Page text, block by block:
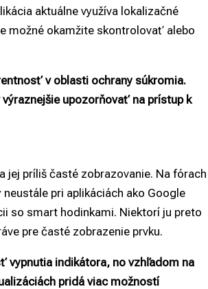
aktuálne využíva lokalizačné
možné okamžite skontrolovať alebo
v oblasti ochrany súkromia.
upozorňovať na prístup k
jej príliš časté zobrazovanie. Na fórach
pri aplikáciách ako Google
so smart hodinkami. Niektorí ju preto
pre časté zobrazenie prvku.
vypnutia indikátora, no vzhľadom na
pridá viac možností